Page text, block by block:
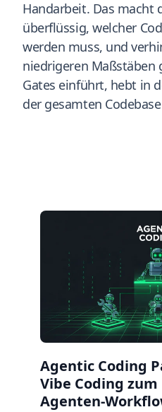
Handarbeit. Das macht
überflüssig, welcher
werden muss, und
niedrigeren Maßstäben
Gates einführt, hebt in
der gesamten
Agentic Coding
Vibe Coding
Agenten-